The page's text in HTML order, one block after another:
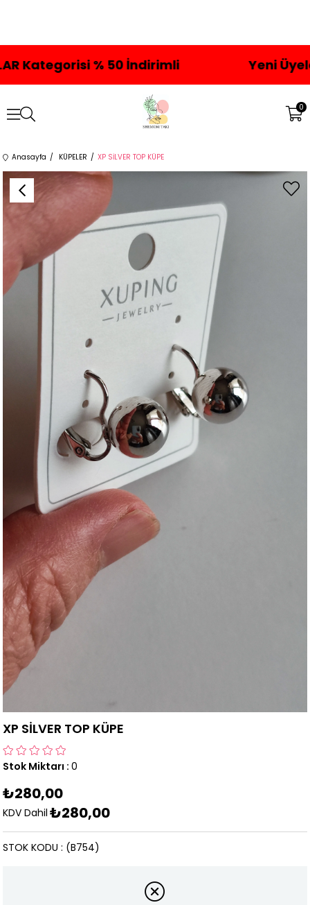
% 50 İndirimli Yeni Üyelere
0
Anasayfa KÜPELER XP SİLVER TOP KÜPE
XP SİLVER TOP KÜPE
Stok Miktarı : 0
₺280,00
KDV Dahil ₺280,00
(B754)
STOK KODU